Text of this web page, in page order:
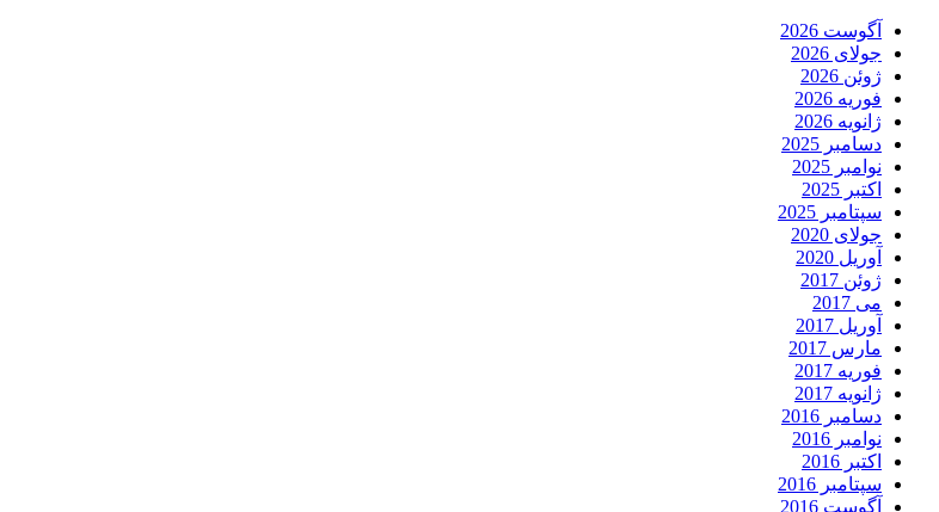
آگوست 2026
جولای 2026
ژوئن 2026
فوریه 2026
ژانویه 2026
دسامبر 2025
نوامبر 2025
اکتبر 2025
سپتامبر 2025
جولای 2020
آوریل 2020
ژوئن 2017
می 2017
آوریل 2017
مارس 2017
فوریه 2017
ژانویه 2017
دسامبر 2016
نوامبر 2016
اکتبر 2016
سپتامبر 2016
آگوست 2016